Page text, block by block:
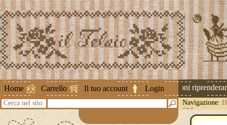
Home Carrello Il tuo account Login
Attenzione ! Le spedizioni
Cerca nel sito Navigazione:
CM